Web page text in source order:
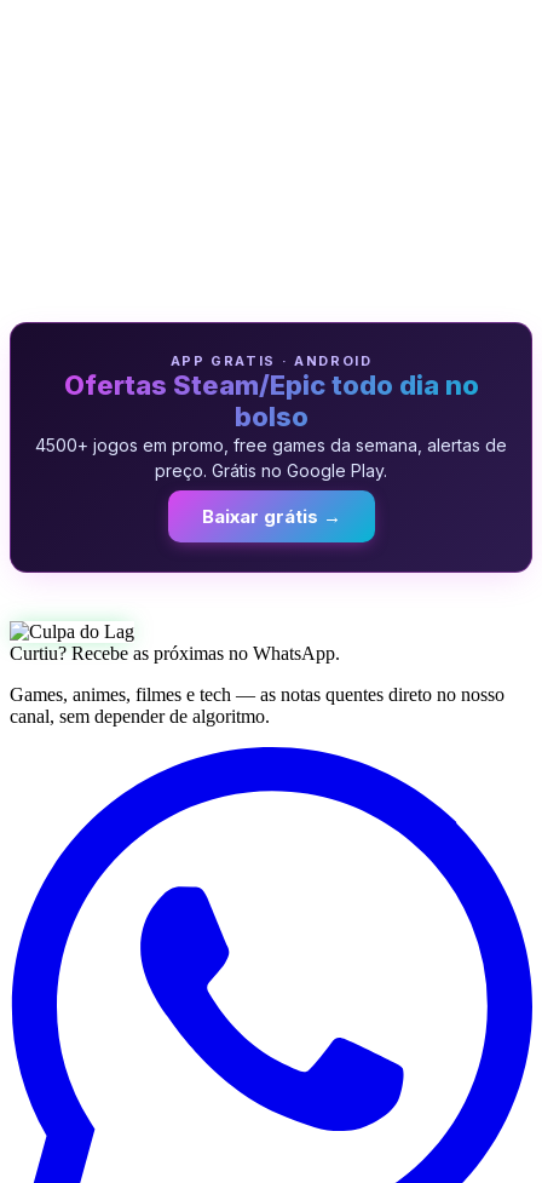
APP GRATIS · ANDROID
Ofertas Steam/Epic todo dia no
bolso
4500+ jogos em promo, free games da semana, alertas de
preço. Grátis no Google Play.
Baixar grátis →
Curtiu? Recebe as próximas no WhatsApp.
Games, animes, filmes e tech — as notas quentes direto no nosso
canal, sem depender de algoritmo.